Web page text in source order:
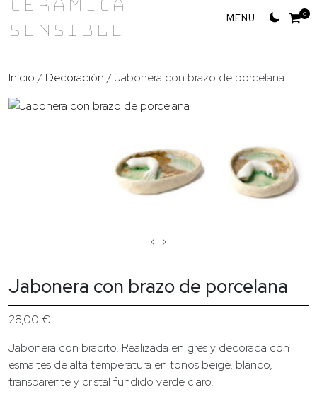
Skip
Sensible
0
Inicio / Decoración / Jabonera con brazo de porcelana
‹ ›
Jabonera con brazo de porcelana
28,00 €
Jabonera con bracito. Realizada en gres y decorada con
esmaltes de alta temperatura en tonos beige, blanco,
transparente y cristal fundido verde claro.